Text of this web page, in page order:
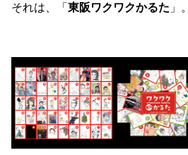
それは、「 東阪ワクワクかるた 」。